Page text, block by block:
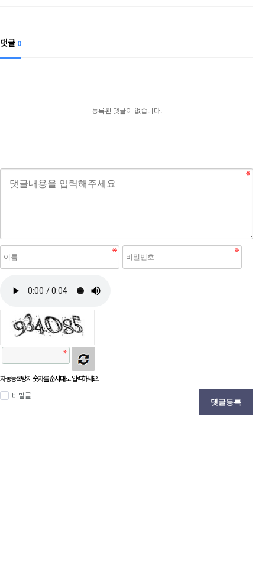
댓글 0
등록된 댓글이 없습니다.
자동등록방지 숫자를 순서대로 입력하세요.
비밀글
댓글등록